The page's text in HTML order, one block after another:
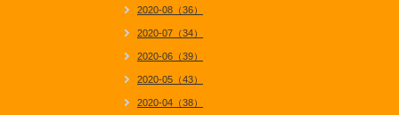
2020-08（36）
2020-07（34）
2020-06（39）
2020-05（43）
2020-04（38）